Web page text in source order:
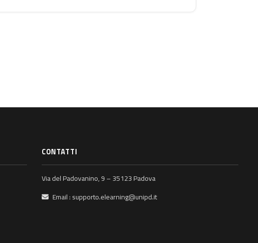
CONTATTI
Via del Padovanino, 9 – 35123 Padova
Email : supporto.elearning@unipd.it